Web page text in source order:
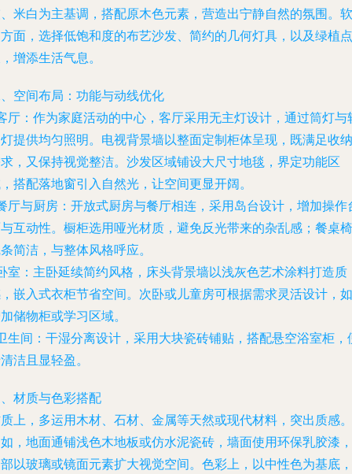
米白为主基调，搭配原木色元素，营造出宁静自然的氛围。软
面，选择低饱和度的布艺沙发、简约的几何灯具，以及绿植点
增添生活气息。
空间布局：功能与动线优化
厅 ：作为家庭活动的中心，客厅采用无主灯设计，通过筒灯与
提供均匀照明。电视背景墙以整面定制柜体呈现，既满足收纳
，又保持视觉整洁。沙发区域铺设大尺寸地毯，界定功能区
搭配落地窗引入自然光，让空间更显开阔。
厅与厨房 ：开放式厨房与餐厅相连，采用岛台设计，增加操作
互动性。橱柜选用哑光材质，避免反光带来的杂乱感；餐桌椅
简洁，与整体风格呼应。
室 ：主卧延续简约风格，床头背景墙以浅灰色艺术涂料打造质
嵌入式衣柜节省空间。次卧或儿童房可根据需求灵活设计，如
储物柜或学习区域。
生间 ：干湿分离设计，采用大块瓷砖铺贴，搭配悬空浴室柜，
洁且显轻盈。
材质与色彩搭配
上，多运用木材、石材、金属等天然或现代材料，突出质感。
，地面通铺浅色木地板或仿水泥瓷砖，墙面使用环保乳胶漆，
以玻璃或镜面元素扩大视觉空间。色彩上，以中性色为基底，